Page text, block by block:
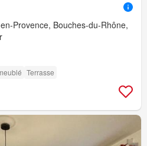
Provence, Bouches-du-Rhône,
Terrasse